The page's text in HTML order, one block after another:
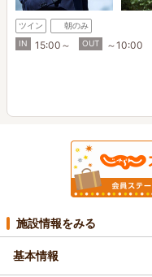
ツイン
朝のみ
IN
15:00～ OUT ～10:00
施設情報をみる
基本情報